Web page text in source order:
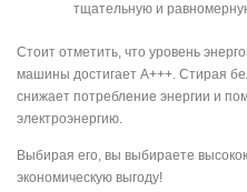
тщательную и
Стоит отметить, что уровень
машины достигает A+++. Стирая
снижает потребление энергии и
электроэнергию.
Выбирая его, вы выбираете
экономическую выгоду!